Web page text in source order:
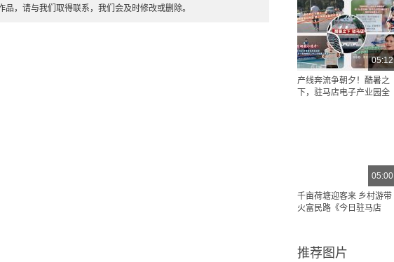
，请与我们取得联系，我们会及时修改或删除。
05:12
产线奔流争朝夕！酷暑之
下，驻马店电子产业园全
05:00
千亩荷塘迎客来 乡村游带
火富民路《今日驻马店
推荐图片